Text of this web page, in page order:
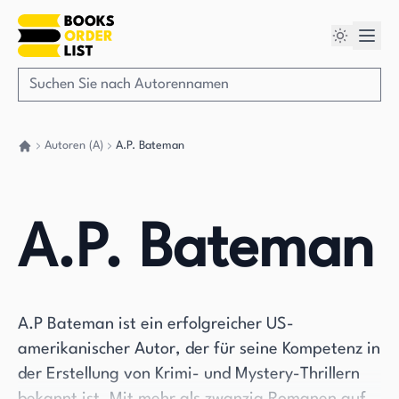
Autoren (A) A.P. Bateman
A.P. Bateman
A.P Bateman ist ein erfolgreicher US-
amerikanischer Autor, der für seine Kompetenz in
der Erstellung von Krimi- und Mystery-Thrillern